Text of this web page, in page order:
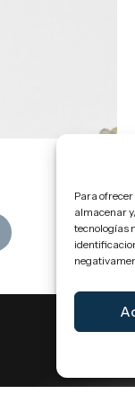
Para
almacenar
tecnologías